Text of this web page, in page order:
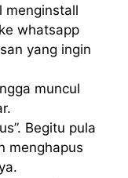
menginstall
whatsapp
yang ingin
muncul
Begitu pula
menghapus